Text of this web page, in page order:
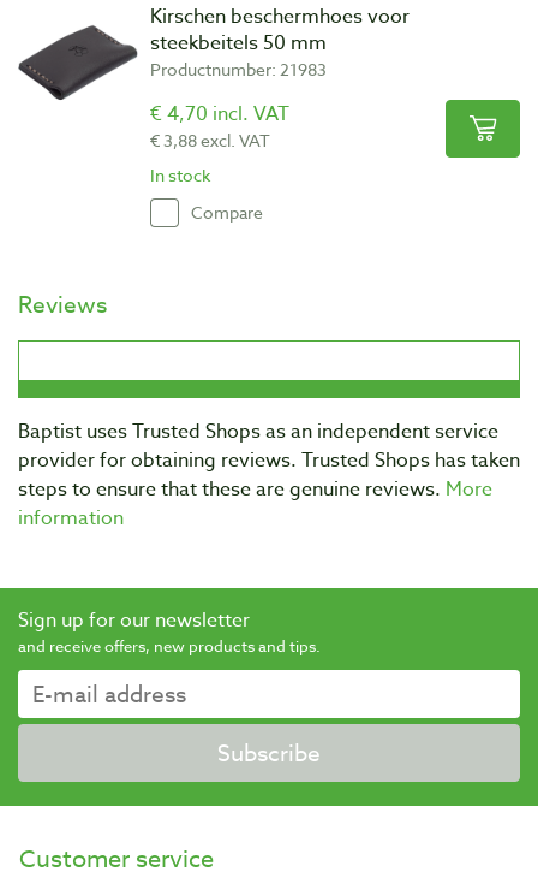
Kirschen beschermhoes voor
steekbeitels 50 mm
Productnumber: 21983
€ 4,70 incl. VAT
€ 3,88 excl. VAT
In stock
Compare
Reviews
Baptist uses Trusted Shops as an independent service
provider for obtaining reviews. Trusted Shops has taken
steps to ensure that these are genuine reviews. More
information
Sign up for our newsletter
and receive offers, new products and tips.
Subscribe
Customer service